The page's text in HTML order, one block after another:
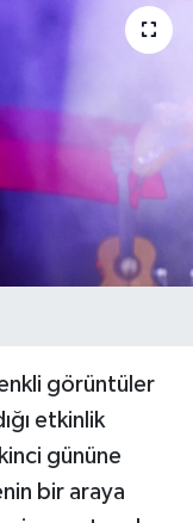
görüntüler
etkinlik
gününe
bir araya